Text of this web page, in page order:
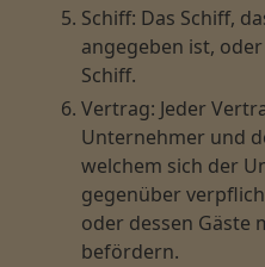
Schiff: Das Schiff,
angegeben ist,
Schiff.
Vertrag: Jeder
Unternehmer und
welchem sich der
gegenüber
oder dessen Gäste
befördern.